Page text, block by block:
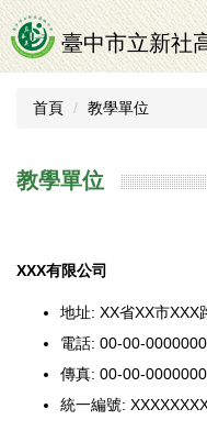
跳
到
主
臺中市立新社
首頁 教學單位
教學單位
XXX有限公司
地址: XX省XX市XXX
電話: 00-00-
傳真: 00-00-
統一編號: